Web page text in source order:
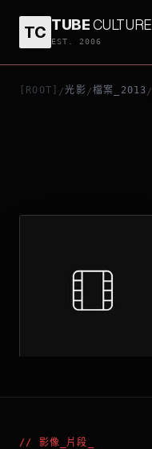
TC TUBECULTURE
EST. 2006
[ROOT] /光影 /檔案_2013 /
CONTRACTED
// 影像_片段